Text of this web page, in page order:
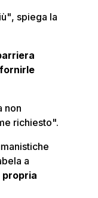
, spiega la
non
richiesto".
a